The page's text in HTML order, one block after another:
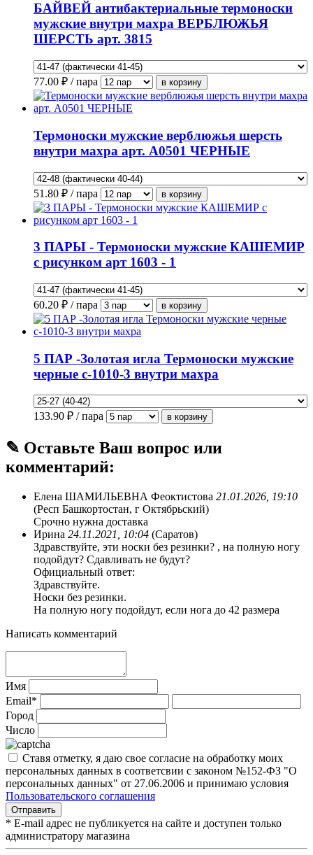
БАЙВЕЙ антибактериальные термоноски
мужские внутри махра ВЕРБЛЮЖЬЯ
ШЕРСТЬ арт. 3815
77.00 ₽ / пара
Термоноски мужские верблюжья шерсть
внутри махра арт. А0501 ЧЕРНЫЕ
51.80 ₽ / пара
3 ПАРЫ - Термоноски мужские КАШЕМИР
с рисунком арт 1603 - 1
60.20 ₽ / пара
5 ПАР -Золотая игла Термоноски мужские
черные с-1010-3 внутри махра
133.90 ₽ / пара
✎ Оставьте Ваш вопрос или
комментарий:
Елена ШАМИЛЬЕВНА Феоктистова 21.01.2026, 19:10
(Респ Башкортостан, г Октябрьский)
Срочно нужна доставка
Ирина 24.11.2021, 10:04 (Саратов)
Здравствуйте, эти носки без резинки? , на полную ногу
подойдут? Сдавливать не будут?
Официальный ответ:
Здравствуйте.
Носки без резинки.
На полную ногу подойдут, если нога до 42 размера
Написать комментарий
Имя
Email*
Город
Число
Ставя отметку, я даю свое согласие на обработку моих
персональных данных в соответсвии с законом №152-ФЗ "О
персональных данных" от 27.06.2006 и принимаю условия
Пользовательского соглашения
* E-mail адрес не публикуется на сайте и доступен только
администратору магазина